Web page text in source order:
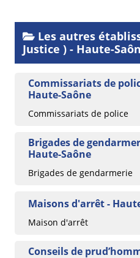
Les autres
Justice ) - Haute-
Commissariats de
Haute-Saône
Commissariats de police
Brigades de
Haute-Saône
Brigades de gendarmerie
Maisons d'arrêt -
Maison d'arrêt
Conseils de